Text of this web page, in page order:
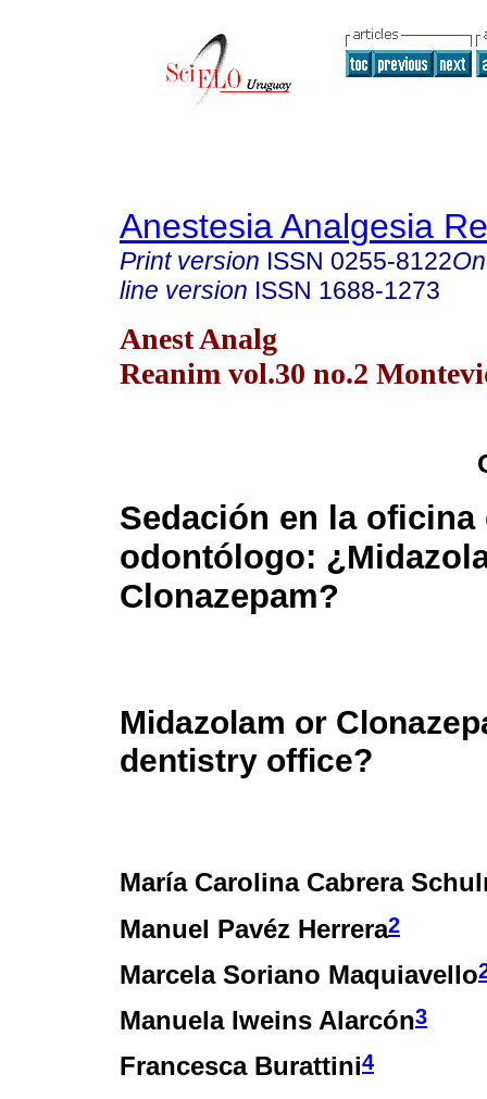
Anestesia Analgesia
Print version ISSN 0255-8122
line version ISSN 1688-1273
Anest Analg
Reanim vol.30 no.2
Sedación en la oficina
odontólogo:
Clonazepam?
Midazolam or
dentistry office?
María Carolina Cabrera
Manuel Pavéz Herrera2
Marcela Soriano Maquiavello
Manuela Iweins Alarcón3
Francesca Burattini4